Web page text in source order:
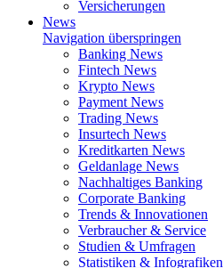
Versicherungen
News
Navigation überspringen
Banking News
Fintech News
Krypto News
Payment News
Trading News
Insurtech News
Kreditkarten News
Geldanlage News
Nachhaltiges Banking
Corporate Banking
Trends & Innovationen
Verbraucher & Service
Studien & Umfragen
Statistiken & Infografiken